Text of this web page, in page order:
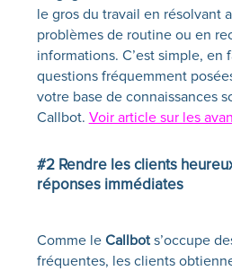
le gros du travail en résolvant
problèmes de routine ou en
informations. C’est simple, en
questions fréquemment
votre base de connaissances
Callbot. Voir article sur les
#2 Rendre les clients
réponses immédiates
Comme le Callbots’occupe
fréquentes, les clients